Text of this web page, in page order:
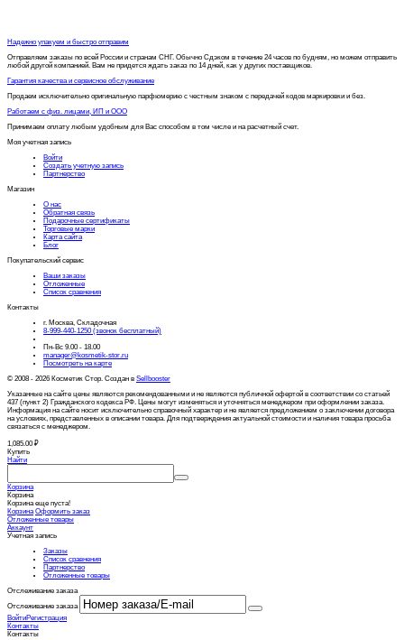
Надежно упакуем и быстро отправим
Отправляем заказы по всей России и странам СНГ. Обычно Сдэком в течение 24 часов по будням, но можем отправить
любой другой компанией. Вам не придется ждать заказ по 14 дней, как у других поставщиков.
Гарантия качества и сервисное обслуживание
Продаем исключительно оригинальную парфюмерию с честным знаком с передачей кодов маркировки и без.
Работаем с физ. лицами, ИП и ООО
Принимаем оплату любым удобным для Вас способом в том числе и на расчетный счет.
Моя учетная запись
Войти
Создать учетную запись
Партнерство
Магазин
О нас
Обратная связь
Подарочные сертификаты
Торговые марки
Карта сайта
Блог
Покупательский сервис
Ваши заказы
Отложенные
Список сравнения
Контакты
г. Москва, Складочная
8-999-440-1250 (звонок бесплатный)
Пн-Вс 9.00 - 18.00
manager@kosmetik-stor.ru
Посмотреть на карте
© 2008 - 2026 Косметик Стор. Создан в Sellbooster
Указанные на сайте цены являются рекомендованными и не являются публичной офертой в соответствии со статьей
437 (пункт 2) Гражданского кодекса РФ. Цены могут изменяться и уточняться менеджером при оформлении заказа.
Информация на сайте носит исключительно справочный характер и не является предложением о заключении договора
на условиях, представленных в описании товара. Для подтверждения актуальной стоимости и наличия товара просьба
связаться с менеджером.
1,085.00₽
Купить
Найти
Корзина
Корзина
Корзина еще пуста!
Корзина Оформить заказ
Отложенные товары
Аккаунт
Учетная запись
Заказы
Список сравнения
Партнерство
Отложенные товары
Отслеживание заказа
Отслеживание заказа
ВойтиРегистрация
Контакты
Контакты